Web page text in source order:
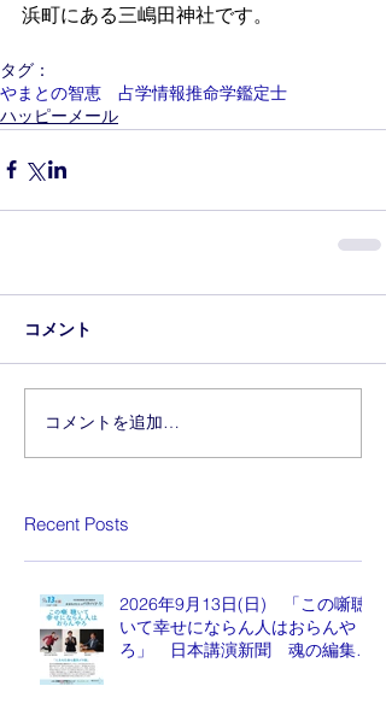
浜町にある三嶋田神社です。
タグ：
やまとの智恵 占学情報推命学鑑定士
ハッピーメール
コメント
コメントを追加…
Recent Posts
2026年9月13日(日) 「この噺聴
いて幸せにならん人はおらんや
ろ」 日本講演新聞 魂の編集